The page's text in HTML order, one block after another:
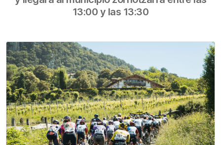
13:00 y las 13:30